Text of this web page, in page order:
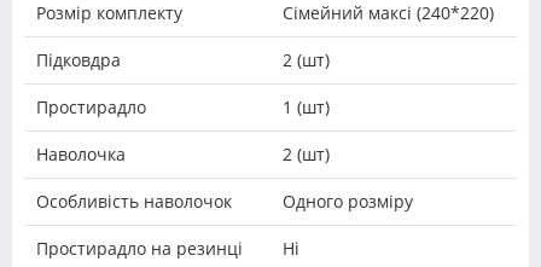
Розмір комплекту Сімейний максі (240*220)
Підковдра 2 (шт)
Простирадло 1 (шт)
Наволочка 2 (шт)
Особливість наволочок Одного розміру
Простирадло на резинці Ні